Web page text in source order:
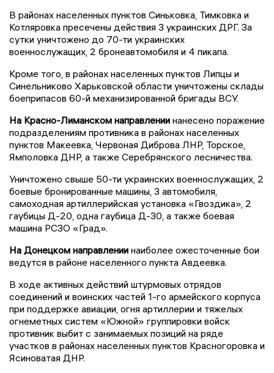
В районах населенных пунктов Синьковка, Тимковка и
Котляровка пресечены действия 3 украинских ДРГ. За
сутки уничтожено до 70-ти украинских
военнослужащих, 2 бронеавтомобиля и 4 пикапа.
Кроме того, в районах населенных пунктов Липцы и
Синельниково Харьковской области уничтожены склады
боеприпасов 60-й механизированной бригады ВСУ.
На Красно-Лиманском направлении нанесено поражение
подразделениям противника в районах населенных
пунктов Макеевка, Червоная Диброва ЛНР, Торское,
Ямполовка ДНР, а также Серебрянского лесничества.
Уничтожено свыше 50-ти украинских военнослужащих, 2
боевые бронированные машины, 3 автомобиля,
самоходная артиллерийская установка «Гвоздика», 2
гаубицы Д-20, одна гаубица Д-30, а также боевая
машина РСЗО «Град».
На Донецком направлении наиболее ожесточенные бои
ведутся в районе населенного пункта Авдеевка.
В ходе активных действий штурмовых отрядов
соединений и воинских частей 1-го армейского корпуса
при поддержке авиации, огня артиллерии и тяжелых
огнеметных систем «Южной» группировки войск
противник выбит с занимаемых позиций на ряде
участков в районах населенных пунктов Красногоровка и
Ясиноватая ДНР.